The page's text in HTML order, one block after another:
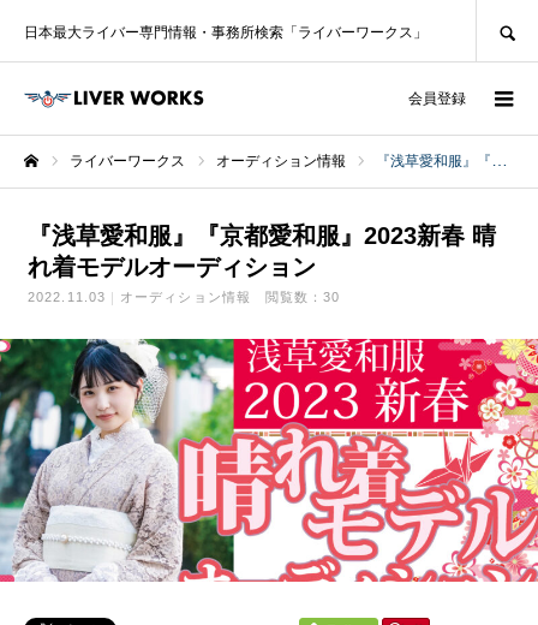
日本最大ライバー専門情報・事務所検索「ライバーワークス」
会員登録
ライバーワークス オーディション情報 『浅草愛和服』『京都愛和服』2023新春 晴れ着モデルオーディション
『浅草愛和服』『京都愛和服』2023新春 晴
れ着モデルオーディション
2022.11.03 オーディション情報 閲覧数：30